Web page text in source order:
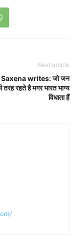
Next article
writes: जो जन
तरह रहते है मगर भारत भाग्य
विधाता हैं